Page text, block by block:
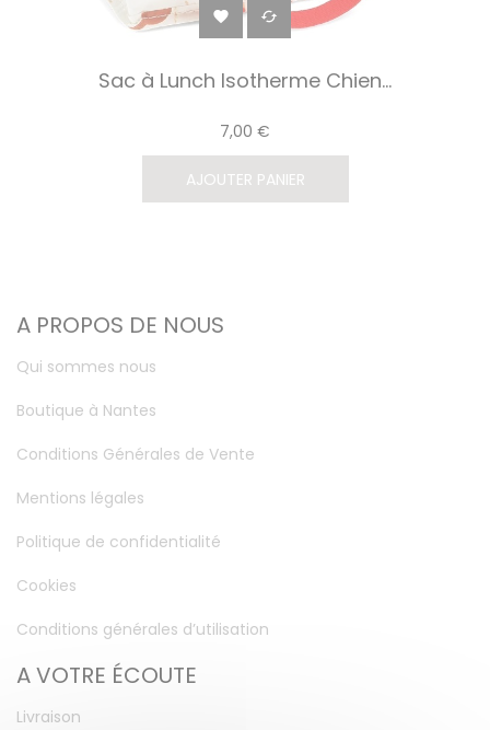
 
Sac à Lunch Isotherme Chien...
7,00 €
AJOUTER PANIER
A PROPOS DE NOUS
Qui sommes nous
Boutique à Nantes
Conditions Générales de Vente
Mentions légales
Politique de confidentialité
Cookies
Conditions générales d’utilisation
A VOTRE ÉCOUTE
Livraison